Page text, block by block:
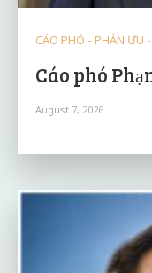
CÁO PHÓ - PHÂN ƯU
Cáo phó
August 7, 2026